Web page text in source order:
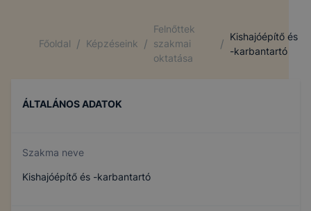
Főoldal / Képzéseink /
Felnőttek
szakmai
oktatása
/
Kishajóépítő és
-karbantartó
ÁLTALÁNOS ADATOK
Szakma neve
Kishajóépítő és -karbantartó